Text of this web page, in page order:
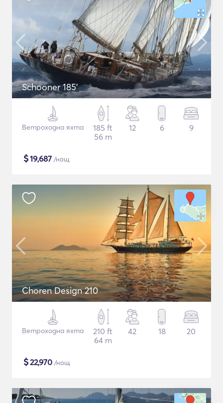
Schooner 185'
Ветроходна яхта
185 ft
56 m
12 6 9
$19,687 /нощ
Choren Design 210
Ветроходна яхта
210 ft
64 m
42 18 20
$22,970 /нощ